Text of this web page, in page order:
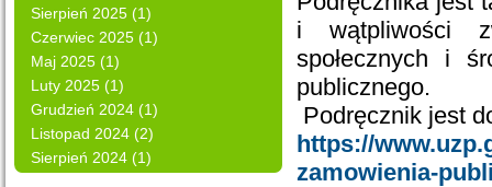
Sierpień 2025 (1)
Czerwiec 2025 (1)
Maj 2025 (1)
Luty 2025 (1)
Grudzień 2024 (1)
Listopad 2024 (2)
Sierpień 2024 (1)
i wątpliwości
społecznych i
publicznego.
Podręcznik jest
https://
zamowienia-